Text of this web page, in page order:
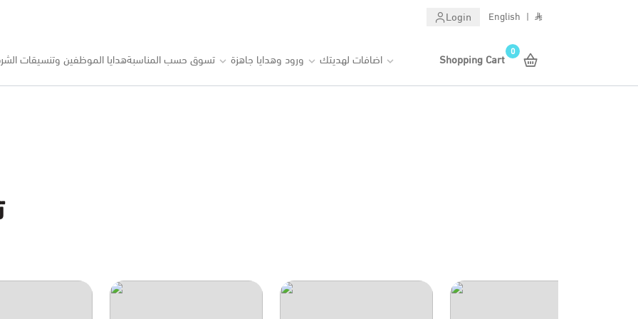
Login English |
هدايا الموظفين وتنسيقاتتسوق حسب المناسبة ورود وهدايا جاهزة اضافات لهديتك Shopping Cart
0